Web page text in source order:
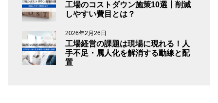
工場のコストダウン施策10選┃削減
しやすい費目とは？
2026年2月26日
工場経営の課題は現場に現れる！人
手不足・属人化を解消する動線と配
置